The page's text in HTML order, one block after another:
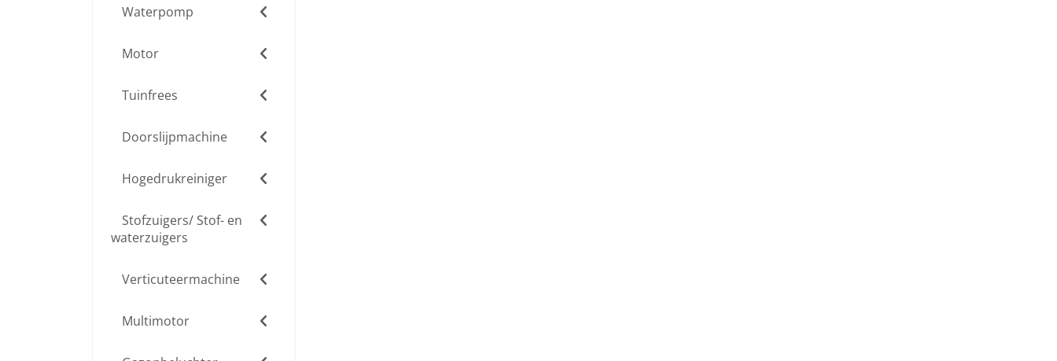
Waterpomp
Motor
Tuinfrees
Doorslijpmachine
Hogedrukreiniger
Stofzuigers/ Stof- en
waterzuigers
Verticuteermachine
Multimotor